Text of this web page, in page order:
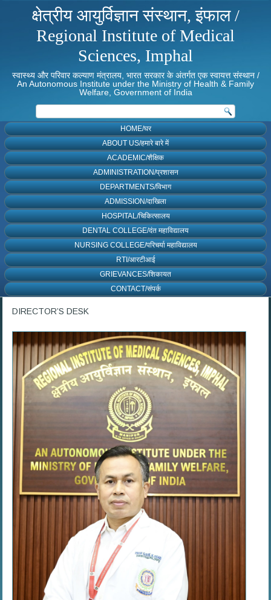
क्षेत्रीय आयुर्विज्ञान संस्थान, इंफाल /
Regional Institute of Medical
Sciences, Imphal
स्वास्थ्य और परिवार कल्याण मंत्रालय, भारत सरकार के अंतर्गत एक स्वायत्त संस्थान /
An Autonomous Institute under the Ministry of Health & Family
Welfare, Government of India
HOME/घर
ABOUT US/हमारे बारे में
ACADEMIC/शैक्षिक
ADMINISTRATION/प्रशासन
DEPARTMENTS/विभाग
ADMISSION/दाखिला
HOSPITAL/चिकित्सालय
DENTAL COLLEGE/दंत महाविद्यालय
NURSING COLLEGE/परिचर्या महाविद्यालय
RTI/आरटीआई
GRIEVANCES/शिकायत
CONTACT/संपर्क
DIRECTOR’S DESK